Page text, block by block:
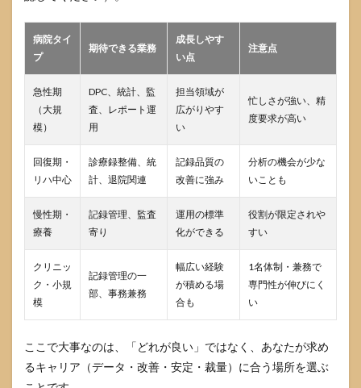
病院タイ
プ
期待できる業務
成長しやす
い点
注意点
急性期
（大規
模）
DPC、統計、監
査、レポート運
用
担当領域が
広がりやす
い
忙しさが強い、精
度要求が高い
回復期・
リハ中心
診療録整備、統
計、退院関連
記録品質の
改善に強み
分析の機会が少な
いことも
慢性期・
療養
記録管理、監査
寄り
運用の標準
化ができる
役割が限定されや
すい
クリニッ
ク・小規
模
記録管理の一
部、事務兼務
幅広い経験
が積める場
合も
1名体制・兼務で
専門性が伸びにく
い
ここで大事なのは、「どれが良い」ではなく、あなたが求め
るキャリア（データ・改善・安定・裁量）に合う場所を選ぶ